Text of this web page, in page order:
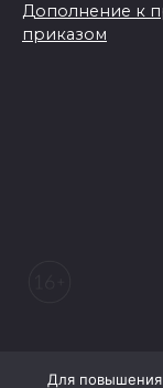
Дополнение к
приказом
Для повышения